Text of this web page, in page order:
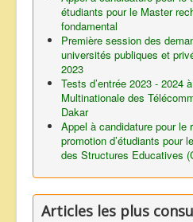
étudiants pour le Master
fondamental
Première session des
universités publiques et
2023
Tests d’entrée 2023 - 2024
Multinationale des
Dakar
Appel à candidature pour le
promotion d’étudiants pour
des Structures Educatives
Articles les plus